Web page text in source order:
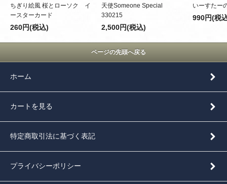
ちぎり絵風 桜とローソク イ
ースターカード
260円(税込)
天使Someone Special
330215
2,500円(税込)
いーすたー
990円(税
ページの先頭へ戻る
ホーム
カートを見る
特定商取引法に基づく表記
プライバシーポリシー